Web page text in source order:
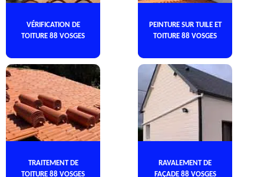
VÉRIFICATION DE
TOITURE 88 VOSGES
PEINTURE SUR TUILE ET
TOITURE 88 VOSGES
TRAITEMENT DE
TOITURE 88 VOSGES
RAVALEMENT DE
FAÇADE 88 VOSGES